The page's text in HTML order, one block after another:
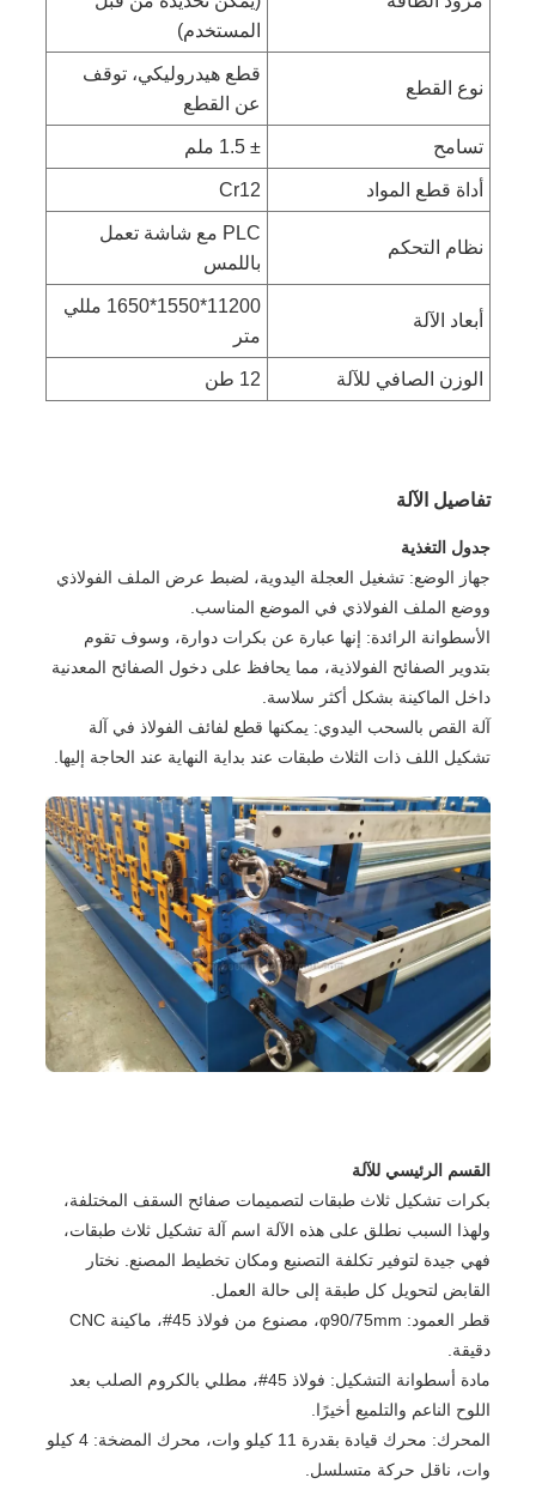
المستخدم)
نوع القطع
قطع هيدروليكي، توقف
عن القطع
تسامح ± 1.5 ملم
أداة قطع المواد Cr12
نظام التحكم
PLC مع شاشة تعمل
باللمس
أبعاد الآلة
11200*1550*1650 مللي
متر
الوزن الصافي للآلة 12 طن
تفاصيل الآلة
جدول التغذية
جهاز الوضع: تشغيل العجلة اليدوية، لضبط عرض الملف الفولاذي
ووضع الملف الفولاذي في الموضع المناسب.
الأسطوانة الرائدة: إنها عبارة عن بكرات دوارة، وسوف تقوم
بتدوير الصفائح الفولاذية، مما يحافظ على دخول الصفائح المعدنية
داخل الماكينة بشكل أكثر سلاسة.
آلة القص بالسحب اليدوي: يمكنها قطع لفائف الفولاذ في آلة
تشكيل اللف ذات الثلاث طبقات عند بداية النهاية عند الحاجة إليها.
القسم الرئيسي للآلة
بكرات تشكيل ثلاث طبقات لتصميمات صفائح السقف المختلفة،
ولهذا السبب نطلق على هذه الآلة اسم آلة تشكيل ثلاث طبقات،
فهي جيدة لتوفير تكلفة التصنيع ومكان تخطيط المصنع. نختار
القابض لتحويل كل طبقة إلى حالة العمل.
قطر العمود: φ90/75mm، مصنوع من فولاذ 45#، ماكينة CNC
دقيقة.
مادة أسطوانة التشكيل: فولاذ 45#، مطلي بالكروم الصلب بعد
اللوح الناعم والتلميع أخيرًا.
المحرك: محرك قيادة بقدرة 11 كيلو وات، محرك المضخة: 4 كيلو
وات، ناقل حركة متسلسل.